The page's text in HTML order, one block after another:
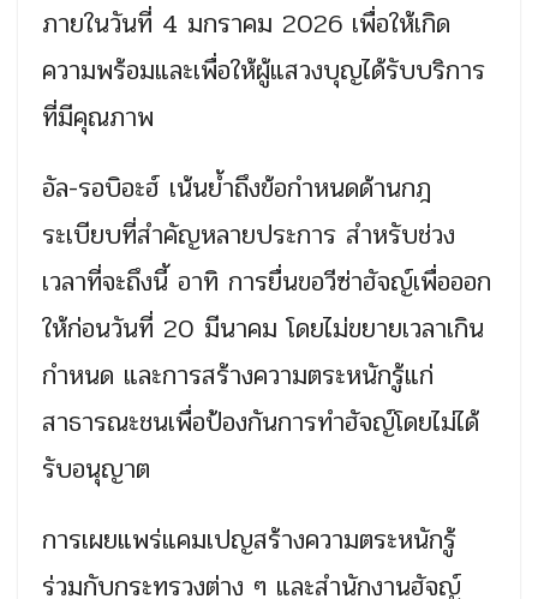
ภายในวันที่ 4 มกราคม 2026 เพื่อให้เกิด
ความพร้อมและเพื่อให้ผู้แสวงบุญได้รับบริการ
ที่มีคุณภาพ
อัล-รอบิอะฮ์ เน้นย้ำถึงข้อกำหนดด้านกฎ
ระเบียบที่สำคัญหลายประการ สำหรับช่วง
เวลาที่จะถึงนี้ อาทิ การยื่นขอวีซ่าฮัจญ์เพื่อออก
ให้ก่อนวันที่ 20 มีนาคม โดยไม่ขยายเวลาเกิน
กำหนด และการสร้างความตระหนักรู้แก่
สาธารณะชนเพื่อป้องกันการทำฮัจญ์โดยไม่ได้
รับอนุญาต
การเผยแพร่แคมเปญสร้างความตระหนักรู้
ร่วมกับกระทรวงต่าง ๆ และสำนักงานฮัจญ์